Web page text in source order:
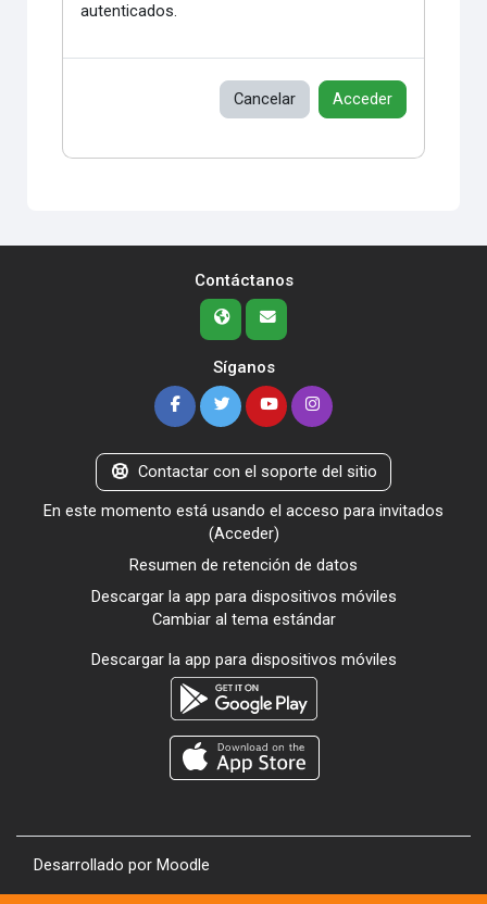
autenticados.
Cancelar Acceder
Contáctanos
Síganos
Contactar con el soporte del sitio
En este momento está usando el acceso para invitados
(Acceder)
Resumen de retención de datos
Descargar la app para dispositivos móviles
Cambiar al tema estándar
Descargar la app para dispositivos móviles
Desarrollado por Moodle